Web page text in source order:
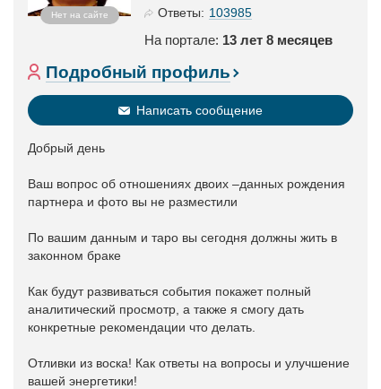
Нет на сайте
Ответы: 103985
На портале: 13 лет 8 месяцев
Подробный профиль
Написать сообщение
Добрый день
Ваш вопрос об отношениях двоих –данных рождения
партнера и фото вы не разместили
По вашим данным и таро вы сегодня должны жить в
законном браке
Как будут развиваться события покажет полный
аналитический просмотр, а также я смогу дать
конкретные рекомендации что делать.
Отливки из воска! Как ответы на вопросы и улучшение
вашей энергетики!